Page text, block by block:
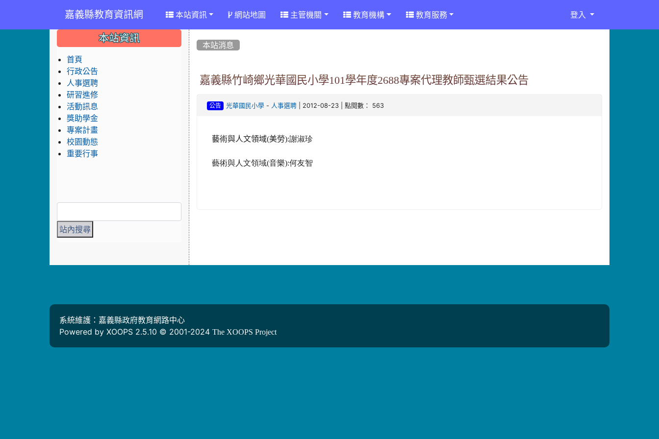
嘉義縣教育資訊網 本站資訊 網站地圖 主管機關 教育機構 教育服務 登入
本站消息
嘉義縣竹崎鄉光華國民小學101學年度2688專案代理教師甄選結果公告
公告 光華國民小學 - 人事選聘 | 2012-08-23 | 點閱數： 563
藝術與人文領域(美勞):謝淑珍
藝術與人文領域(音樂):何友智
::: 本站資訊
首頁
行政公告
人事選聘
研習進修
活動訊息
獎助學金
專案計畫
校園動態
重要行事
系統維護：嘉義縣政府教育網路中心
Powered by XOOPS 2.5.10 © 2001-2024 The XOOPS Project